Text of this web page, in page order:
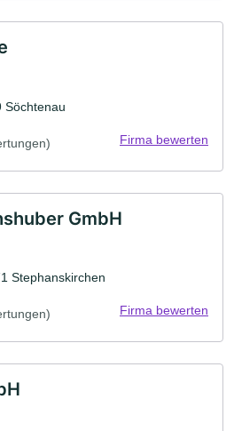
Söchtenau
Firma bewerten
GmbH
Stephanskirchen
Firma bewerten